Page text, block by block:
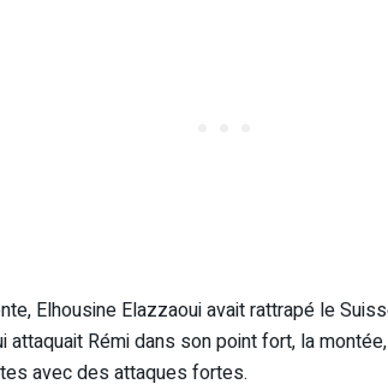
Elhousine Elazzaoui avait rattrapé le
attaquait Rémi dans son point fort, la
avec des attaques fortes.